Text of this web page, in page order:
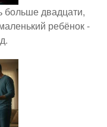
двадцати,
ребёнок -